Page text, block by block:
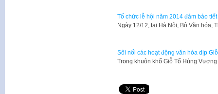
Tổ chức lễ hội năm 2014 đảm bảo
​Ngày 12/12, tại Hà Nội, Bộ Văn hóa,
Sôi nổi các hoạt động văn hóa dịp
Trong khuôn khổ Giỗ Tổ Hùng